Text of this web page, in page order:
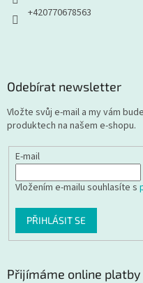
+420770678563
Odebírat newsletter
Vložte svůj e-mail a my vám
produktech na našem e-shopu.
E-mail
Vložením e-mailu souhlasíte s
PŘIHLÁSIT SE
Přijímáme online platby